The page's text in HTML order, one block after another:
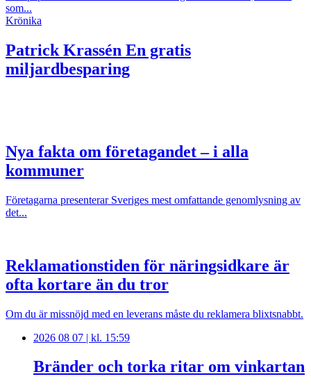
som...
Krönika
Patrick Krassén En gratis
miljardbesparing
Nya fakta om företagandet – i alla
kommuner
Företagarna presenterar Sveriges mest omfattande genomlysning av
det...
Reklamationstiden för näringsidkare är
ofta kortare än du tror
Om du är missnöjd med en leverans måste du reklamera blixtsnabbt.
2026 08 07 | kl. 15:59
Bränder och torka ritar om vinkartan